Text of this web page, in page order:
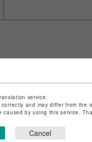
はこちらservice.
and may differ from
by using this service.
Cancel